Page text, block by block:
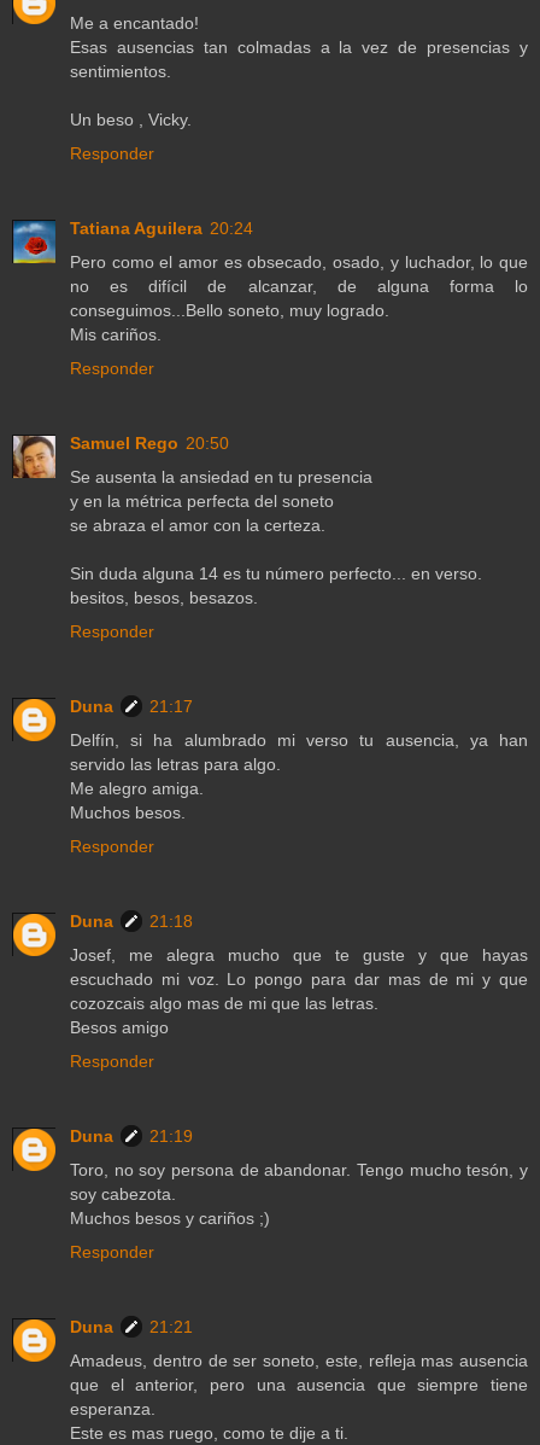
Me a encantado!
Esas ausencias tan colmadas a la vez de presencias y
sentimientos.
Un beso , Vicky.
Responder
Tatiana Aguilera 20:24
Pero como el amor es obsecado, osado, y luchador, lo que
no es difícil de alcanzar, de alguna forma lo
conseguimos...Bello soneto, muy logrado.
Mis cariños.
Responder
Samuel Rego 20:50
Se ausenta la ansiedad en tu presencia
y en la métrica perfecta del soneto
se abraza el amor con la certeza.
Sin duda alguna 14 es tu número perfecto... en verso.
besitos, besos, besazos.
Responder
Duna
21:17
Delfín, si ha alumbrado mi verso tu ausencia, ya han
servido las letras para algo.
Me alegro amiga.
Muchos besos.
Responder
Duna
21:18
Josef, me alegra mucho que te guste y que hayas
escuchado mi voz. Lo pongo para dar mas de mi y que
cozozcais algo mas de mi que las letras.
Besos amigo
Responder
Duna
21:19
Toro, no soy persona de abandonar. Tengo mucho tesón, y
soy cabezota.
Muchos besos y cariños ;)
Responder
Duna
21:21
Amadeus, dentro de ser soneto, este, refleja mas ausencia
que el anterior, pero una ausencia que siempre tiene
esperanza.
Este es mas ruego, como te dije a ti.